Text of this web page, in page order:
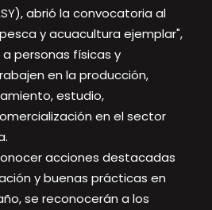
abrió la convocatoria al
y acuacultura ejemplar",
personas físicas y
en la producción,
estudio,
en el sector
acciones destacadas
y buenas prácticas en
se reconocerán a los